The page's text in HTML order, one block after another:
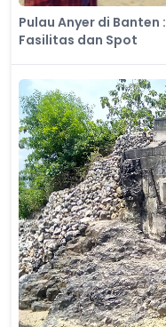
Pulau Anyer di Banten
Fasilitas dan Spot